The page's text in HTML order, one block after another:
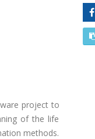
project to
of the life
methods.